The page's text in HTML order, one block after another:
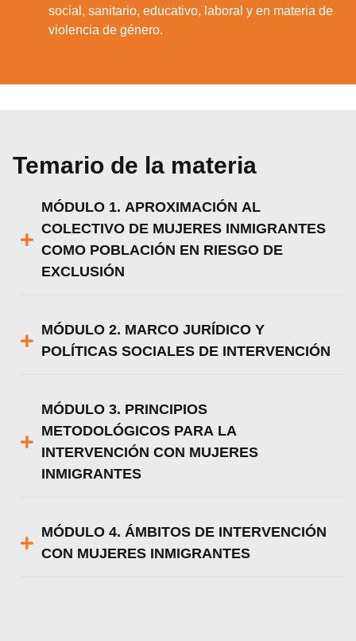
social, sanitario, educativo, laboral y en materia de
violencia de género.
Temario de la materia
MÓDULO 1. APROXIMACIÓN AL
COLECTIVO DE MUJERES INMIGRANTES
COMO POBLACIÓN EN RIESGO DE
EXCLUSIÓN
MÓDULO 2. MARCO JURÍDICO Y
POLÍTICAS SOCIALES DE INTERVENCIÓN
MÓDULO 3. PRINCIPIOS
METODOLÓGICOS PARA LA
INTERVENCIÓN CON MUJERES
INMIGRANTES
MÓDULO 4. ÁMBITOS DE INTERVENCIÓN
CON MUJERES INMIGRANTES